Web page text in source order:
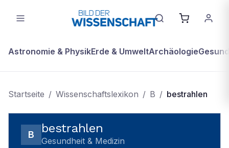
Astronomie & PhysikErde & UmweltArchäologie
Startseite / Wissenschaftslexikon / B / bestrahlen
B bestrahlen
Gesundheit & Medizin